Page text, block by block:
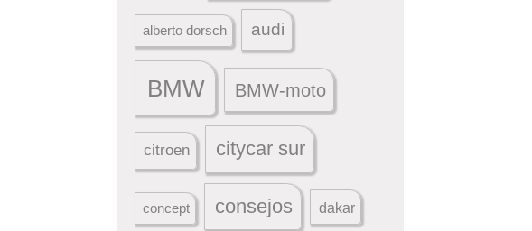
alberto dorsch audi
BMW BMW-moto
citroen citycar sur
concept consejos dakar